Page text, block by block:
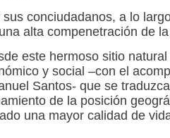
conciudadanos, a lo
alta compenetración de
este hermoso sitio
y social –con el
Santos- que se
de la posición
una mayor calidad de